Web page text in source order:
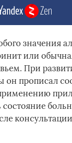
значения
или
При
он прописал